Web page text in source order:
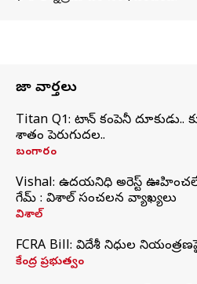
తాజా వార్తలు
Titan Q1: టైటాన్ కంపెనీ
శాతం పెరుగుదల..
బంగారం
Vishal: ఉదయనిధి అరెస్ట్‌
గేమ్ : విశాల్ సంచలన వ్యాఖ్యలు
విశాల్
FCRA Bill: విదేశీ నిధుల
కేంద్ర ప్రభుత్వం